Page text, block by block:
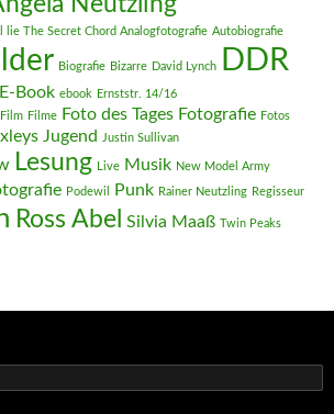
lie The Secret Chord Analogfotografie Autobiografie
Biografie Bizarre David Lynch DDR
E-Book ebook Ernststr. 14/16
Film Filme Foto des Tages Fotografie Fotos
Jugend Justin Sullivan
Lesung Live Musik New Model Army
Podewil Punk Rainer Neutzling Regisseur
Ross Abel Silvia Maaß Twin Peaks